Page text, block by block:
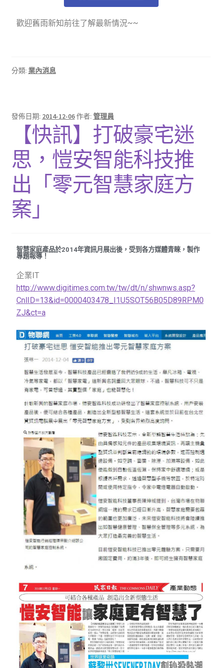
聯繫我們
SOL智慧家庭介紹
品牌緣起
歡迎舊雨新知前往了解最新情況~~
分類: 業內消息
發佈日期: 2014-12-06作者: 管理員
【快訊】打破豪宅迷
思，愷安智能科技推
出「零元智慧家庭方
案」
智慧家庭產品於2014年資訊月展出後，受到各方媒體青睞，製作
專題報導！
企業IT
http://www.digitimes.com.tw/tw/dt/n/shwnws.asp?
CnlID=13&id=0000403478_I1U5SOT56B05D89RPM0
ZJ&ct=a